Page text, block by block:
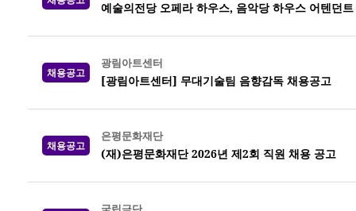
예술의전당 오페라 하우스, 음악당 하우스 어텐던
채용공고
광림아트센터
[광림아트센터] 무대기술팀 음향감독 채용공고
채용공고
은평문화재단
(재)은평문화재단 2026년 제2회 직원 채용 공고